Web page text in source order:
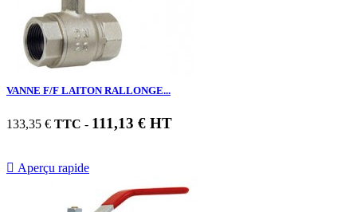
VANNE F/F LAITON RALLONGE...
133,35 € TTC - 111,13 € HT
 Aperçu rapide